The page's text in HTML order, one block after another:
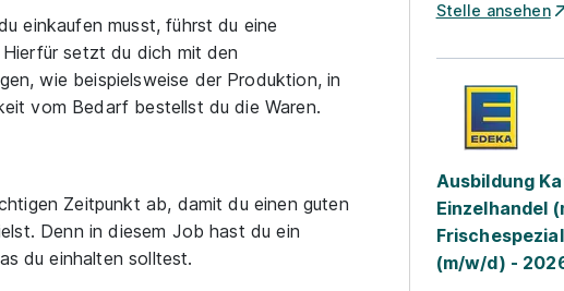
einkaufen musst, führst du eine
setzt du dich mit den
wie beispielsweise der Produktion, in
vom Bedarf bestellst du die Waren.
Zeitpunkt ab, damit du einen guten
Denn in diesem Job hast du ein
du einhalten solltest.
Stelle ansehen
Ausbildung
Einzelhandel
(m/w/d) -